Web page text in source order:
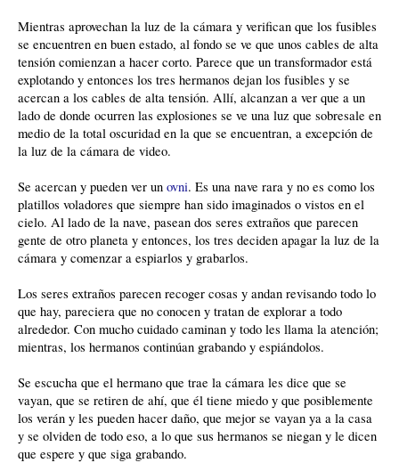
Mientras aprovechan la luz de la cámara y verifican que los fusibles
se encuentren en buen estado, al fondo se ve que unos cables de alta
tensión comienzan a hacer corto. Parece que un transformador está
explotando y entonces los tres hermanos dejan los fusibles y se
acercan a los cables de alta tensión. Allí, alcanzan a ver que a un
lado de donde ocurren las explosiones se ve una luz que sobresale en
medio de la total oscuridad en la que se encuentran, a excepción de
la luz de la cámara de video.
Se acercan y pueden ver un ovni. Es una nave rara y no es como los
platillos voladores que siempre han sido imaginados o vistos en el
cielo. Al lado de la nave, pasean dos seres extraños que parecen
gente de otro planeta y entonces, los tres deciden apagar la luz de la
cámara y comenzar a espiarlos y grabarlos.
Los seres extraños parecen recoger cosas y andan revisando todo lo
que hay, pareciera que no conocen y tratan de explorar a todo
alrededor. Con mucho cuidado caminan y todo les llama la atención;
mientras, los hermanos continúan grabando y espiándolos.
Se escucha que el hermano que trae la cámara les dice que se
vayan, que se retiren de ahí, que él tiene miedo y que posiblemente
los verán y les pueden hacer daño, que mejor se vayan ya a la casa
y se olviden de todo eso, a lo que sus hermanos se niegan y le dicen
que espere y que siga grabando.